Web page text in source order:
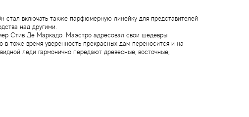
стал включать также парфюмерную линейку для представителей
над другими.
Стив Де Маркадо. Маэстро адресовал свои шедевры
тоже время уверенность прекрасных дам переносится и на
леди гармонично передают древесные, восточные,